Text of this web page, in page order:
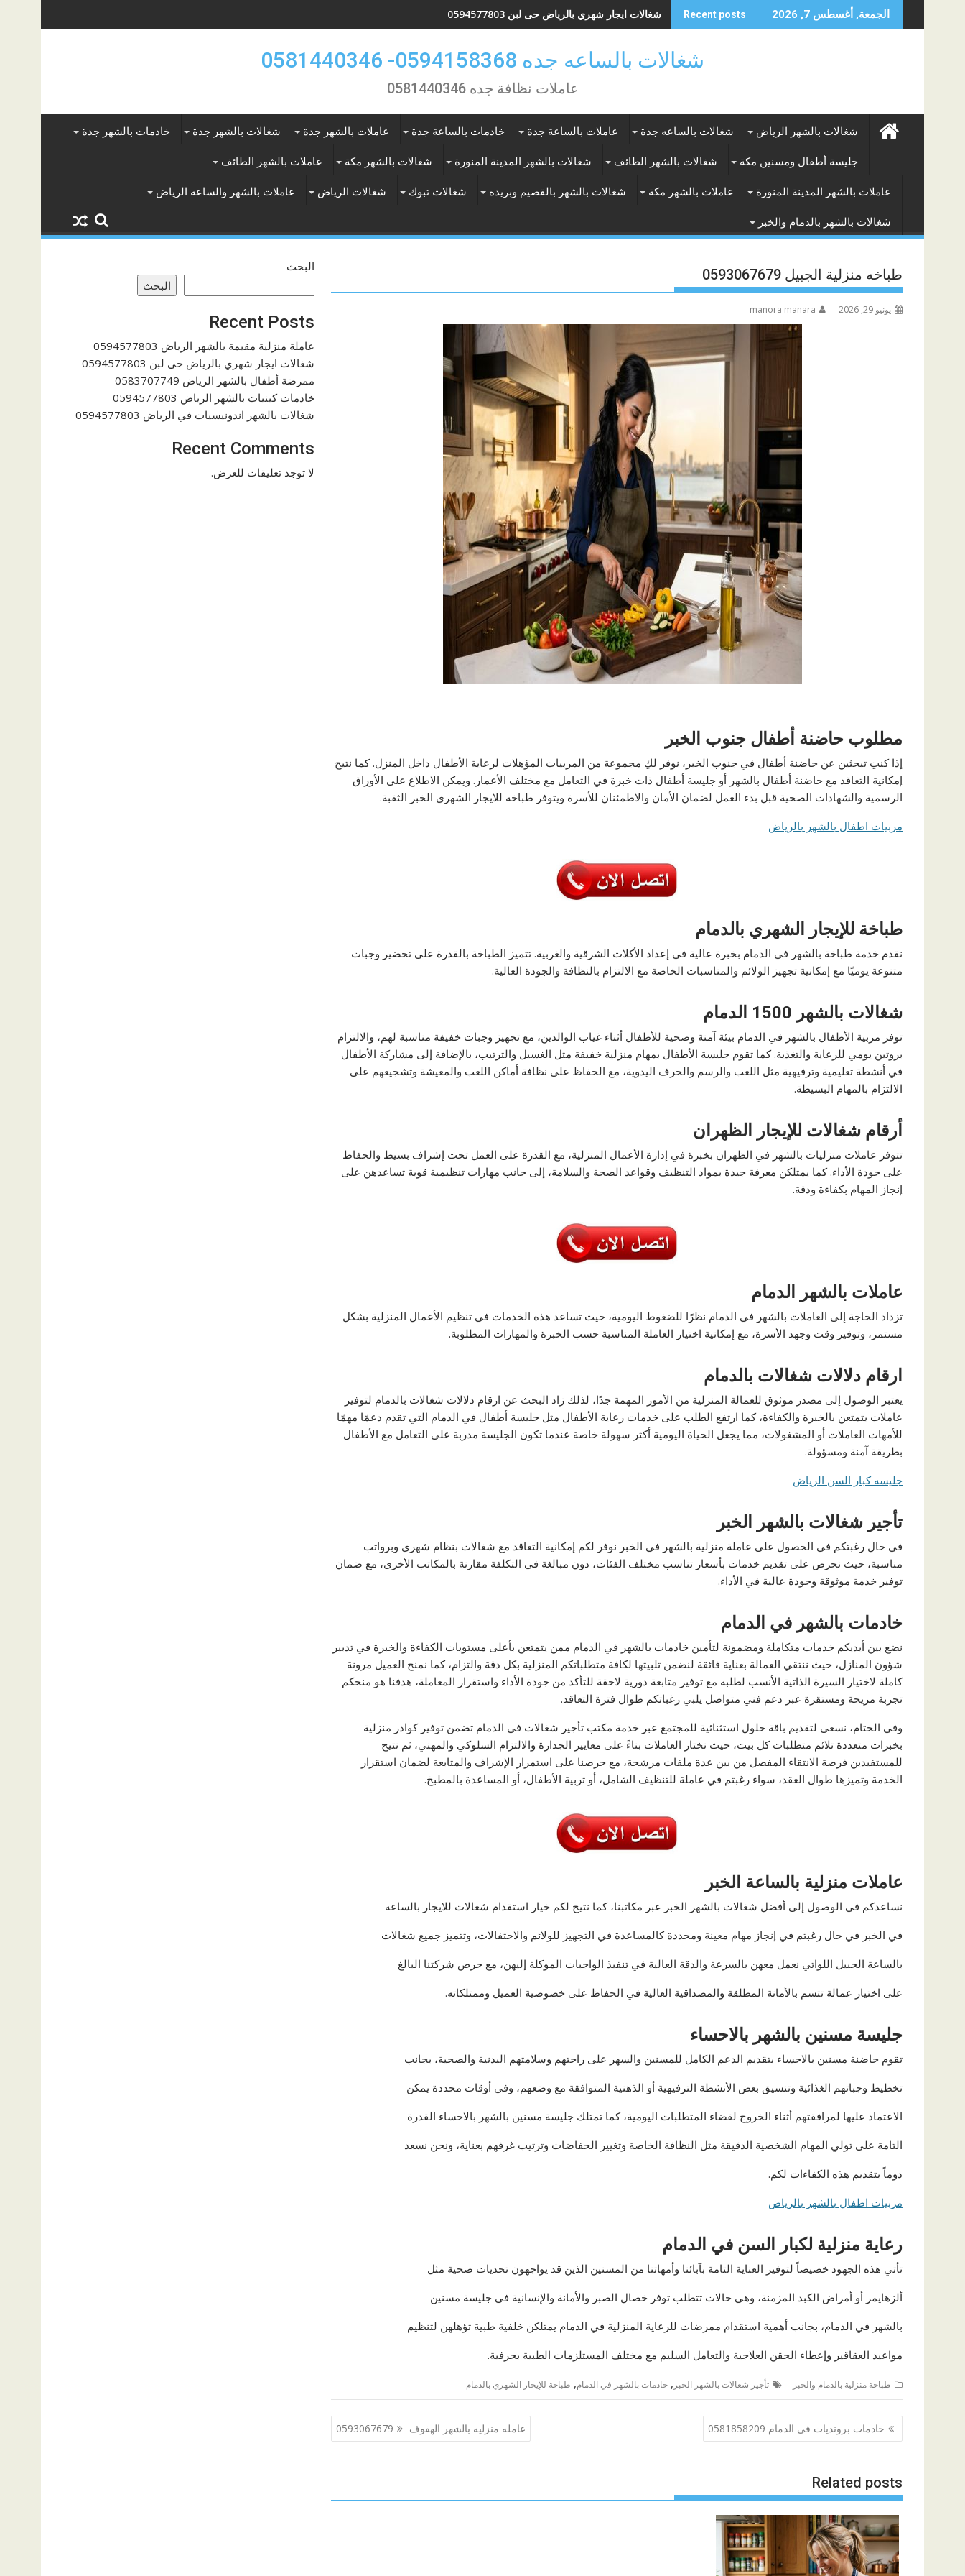
to
الجمعة, أغسطس 7, 2026 Recent posts شغالات ايجار شهري بالرياض حى لبن 0594577803
شغالات بالساعه جده 0594158368- 0581440346
عاملات نظافة جده 0581440346
شغالات بالشهر الرياض شغالات بالساعه جدة عاملات بالساعة جدة خادمات بالساعة جدة عاملات بالشهر جدة شغالات بالشهر جدة خادمات بالشهر جدة
جليسة أطفال ومسنين مكة شغالات بالشهر الطائف شغالات بالشهر المدينة المنورة شغالات بالشهر مكة عاملات بالشهر الطائف
عاملات بالشهر المدينة المنورة عاملات بالشهر مكة شغالات بالشهر بالقصيم وبريده شغالات تبوك شغالات الرياض عاملات بالشهر والساعه الرياض
شغالات بالشهر بالدمام والخبر
طباخه منزلية الجبيل 0593067679
يونيو 29, 2026 manora manara
مطلوب حاضنة أطفال جنوب الخبر
إذا كنتِ تبحثين عن حاضنة أطفال في جنوب الخبر، نوفر لكِ مجموعة من المربيات المؤهلات لرعاية الأطفال داخل المنزل. كما نتيح
إمكانية التعاقد مع حاضنة أطفال بالشهر أو جليسة أطفال ذات خبرة في التعامل مع مختلف الأعمار. ويمكن الاطلاع على الأوراق
الرسمية والشهادات الصحية قبل بدء العمل لضمان الأمان والاطمئنان للأسرة ويتوفر طباخه للايجار الشهري الخبر الثقبة.
مربيات اطفال بالشهر بالرياض
طباخة للإيجار الشهري بالدمام
نقدم خدمة طباخة بالشهر في الدمام بخبرة عالية في إعداد الأكلات الشرقية والغربية. تتميز الطباخة بالقدرة على تحضير وجبات
متنوعة يوميًا مع إمكانية تجهيز الولائم والمناسبات الخاصة مع الالتزام بالنظافة والجودة العالية.
شغالات بالشهر 1500 الدمام
توفر مربية الأطفال بالشهر في الدمام بيئة آمنة وصحية للأطفال أثناء غياب الوالدين، مع تجهيز وجبات خفيفة مناسبة لهم، والالتزام
بروتين يومي للرعاية والتغذية. كما تقوم جليسة الأطفال بمهام منزلية خفيفة مثل الغسيل والترتيب، بالإضافة إلى مشاركة الأطفال
في أنشطة تعليمية وترفيهية مثل اللعب والرسم والحرف اليدوية، مع الحفاظ على نظافة أماكن اللعب والمعيشة وتشجيعهم على
الالتزام بالمهام البسيطة.
أرقام شغالات للإيجار الظهران
تتوفر عاملات منزليات بالشهر في الظهران بخبرة في إدارة الأعمال المنزلية، مع القدرة على العمل تحت إشراف بسيط والحفاظ
على جودة الأداء. كما يمتلكن معرفة جيدة بمواد التنظيف وقواعد الصحة والسلامة، إلى جانب مهارات تنظيمية قوية تساعدهن على
إنجاز المهام بكفاءة ودقة.
عاملات بالشهر الدمام
تزداد الحاجة إلى العاملات بالشهر في الدمام نظرًا للضغوط اليومية، حيث تساعد هذه الخدمات في تنظيم الأعمال المنزلية بشكل
مستمر، وتوفير وقت وجهد الأسرة، مع إمكانية اختيار العاملة المناسبة حسب الخبرة والمهارات المطلوبة.
ارقام دلالات شغالات بالدمام
يعتبر الوصول إلى مصدر موثوق للعمالة المنزلية من الأمور المهمة جدًا، لذلك زاد البحث عن ارقام دلالات شغالات بالدمام لتوفير
عاملات يتمتعن بالخبرة والكفاءة، كما ارتفع الطلب على خدمات رعاية الأطفال مثل جليسة أطفال في الدمام التي تقدم دعمًا مهمًا
للأمهات العاملات أو المشغولات، مما يجعل الحياة اليومية أكثر سهولة خاصة عندما تكون الجليسة مدربة على التعامل مع الأطفال
بطريقة آمنة ومسؤولة.
جليسه كبار السن الرياض
تأجير شغالات بالشهر الخبر
في حال رغبتكم في الحصول على عاملة منزلية بالشهر في الخبر نوفر لكم إمكانية التعاقد مع شغالات بنظام شهري وبرواتب
مناسبة، حيث نحرص على تقديم خدمات بأسعار تناسب مختلف الفئات، دون مبالغة في التكلفة مقارنة بالمكاتب الأخرى، مع ضمان
توفير خدمة موثوقة وجودة عالية في الأداء.
خادمات بالشهر في الدمام
نضع بين أيديكم خدمات متكاملة ومضمونة لتأمين خادمات بالشهر في الدمام ممن يتمتعن بأعلى مستويات الكفاءة والخبرة في تدبير
شؤون المنازل، حيث ننتقي العمالة بعناية فائقة لنضمن تلبيتها لكافة متطلباتكم المنزلية بكل دقة والتزام، كما نمنح العميل مرونة
كاملة لاختيار السيرة الذاتية الأنسب لطلبه مع توفير متابعة دورية لاحقة للتأكد من جودة الأداء واستقرار المعاملة، هدفنا هو منحكم
تجربة مريحة ومستقرة عبر دعم فني متواصل يلبي رغباتكم طوال فترة التعاقد.
وفي الختام، نسعى لتقديم باقة حلول استثنائية للمجتمع عبر خدمة مكتب تأجير شغالات في الدمام تضمن توفير كوادر منزلية
بخبرات متعددة تلائم متطلبات كل بيت، حيث نختار العاملات بناءً على معايير الجدارة والالتزام السلوكي والمهني، ثم نتيح
للمستفيدين فرصة الانتقاء المفصل من بين عدة ملفات مرشحة، مع حرصنا على استمرار الإشراف والمتابعة لضمان استقرار
الخدمة وتميزها طوال العقد، سواء رغبتم في عاملة للتنظيف الشامل، أو تربية الأطفال، أو المساعدة بالمطبخ.
عاملات منزلية بالساعة الخبر
نساعدكم في الوصول إلى أفضل شغالات بالشهر الخبر عبر مكاتبنا، كما نتيح لكم خيار استقدام شغالات للايجار بالساعه
في الخبر في حال رغبتم في إنجاز مهام معينة ومحددة كالمساعدة في التجهيز للولائم والاحتفالات، وتتميز جميع شغالات
بالساعة الجبيل اللواتي نعمل معهن بالسرعة والدقة العالية في تنفيذ الواجبات الموكلة إليهن، مع حرص شركتنا البالغ
على اختيار عمالة تتسم بالأمانة المطلقة والمصداقية العالية في الحفاظ على خصوصية العميل وممتلكاته.
جليسة مسنين بالشهر بالاحساء
تقوم حاضنة مسنين بالاحساء بتقديم الدعم الكامل للمسنين والسهر على راحتهم وسلامتهم البدنية والصحية، بجانب
تخطيط وجباتهم الغذائية وتنسيق بعض الأنشطة الترفيهية أو الذهنية المتوافقة مع وضعهم، وفي أوقات محددة يمكن
الاعتماد عليها لمرافقتهم أثناء الخروج لقضاء المتطلبات اليومية، كما تمتلك جليسة مسنين بالشهر بالاحساء القدرة
التامة على تولي المهام الشخصية الدقيقة مثل النظافة الخاصة وتغيير الحفاضات وترتيب غرفهم بعناية، ونحن نسعد
دوماً بتقديم هذه الكفاءات لكم.
مربيات اطفال بالشهر بالرياض
رعاية منزلية لكبار السن في الدمام
تأتي هذه الجهود خصيصاً لتوفير العناية التامة بآبائنا وأمهاتنا من المسنين الذين قد يواجهون تحديات صحية مثل
ألزهايمر أو أمراض الكبد المزمنة، وهي حالات تتطلب توفر خصال الصبر والأمانة والإنسانية في جليسة مسنين
بالشهر في الدمام، بجانب أهمية استقدام ممرضات للرعاية المنزلية في الدمام يمتلكن خلفية طبية تؤهلهن لتنظيم
مواعيد العقاقير وإعطاء الحقن العلاجية والتعامل السليم مع مختلف المستلزمات الطبية بحرفية.
طباخة منزلية بالدمام والخبر تأجير شغالات بالشهر الخبر , خادمات بالشهر في الدمام, طباخة للإيجار الشهري بالدمام
تصفّح
المقالات
خادمات برونديات فى الدمام 0581858209 عامله منزليه بالشهر الهفوف 0593067679
Related posts
البحث
البحث
Recent Posts
عاملة منزلية مقيمة بالشهر الرياض 0594577803
شغالات ايجار شهري بالرياض حى لبن 0594577803
ممرضة أطفال بالشهر الرياض 0583707749
خادمات كينيات بالشهر الرياض 0594577803
شغالات بالشهر اندونيسيات في الرياض 0594577803
Recent Comments
لا توجد تعليقات للعرض.